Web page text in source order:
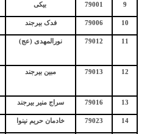
9
79001 بیکی
10
79006 فدک بیرجند
11
79012 نورالمهدی (عج)
12
79013 مبین بیرجند
13
79016 سراج منیر بیرجند
14
79023 خادمان حریم نینوا